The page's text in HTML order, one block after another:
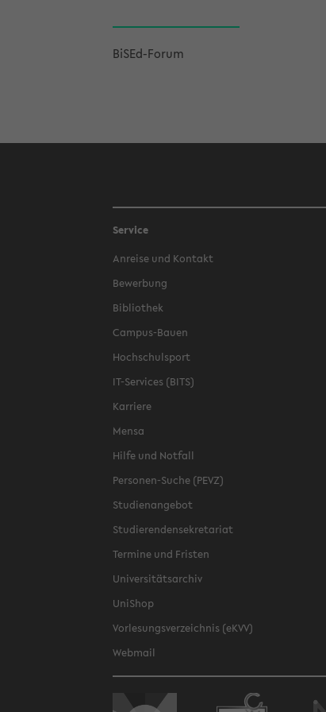
BiSEd-​Forum
Service
An­rei­se und Kon­takt
Be­wer­bung
Bi­blio­thek
Campus-​Bauen
Hoch­schul­sport
IT-​Services (BITS)
Kar­rie­re
Mensa
Hilfe und Not­fall
Personen-​Suche (PEVZ)
Stu­di­en­an­ge­bot
Stu­die­ren­den­se­kre­ta­ri­at
Ter­mi­ne und Fris­ten
Uni­ver­si­täts­ar­chiv
Uni­Shop
Vor­le­sungs­ver­zeich­nis (eKVV)
Web­mail